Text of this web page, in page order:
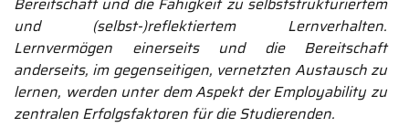
und (selbst-)reflektiertem Lernverhalten.
Lernvermögen einerseits und die Bereitschaft
anderseits, im gegenseitigen, vernetzten Austausch zu
lernen, werden unter dem Aspekt der Employability zu
zentralen Erfolgsfaktoren für die Studierenden.